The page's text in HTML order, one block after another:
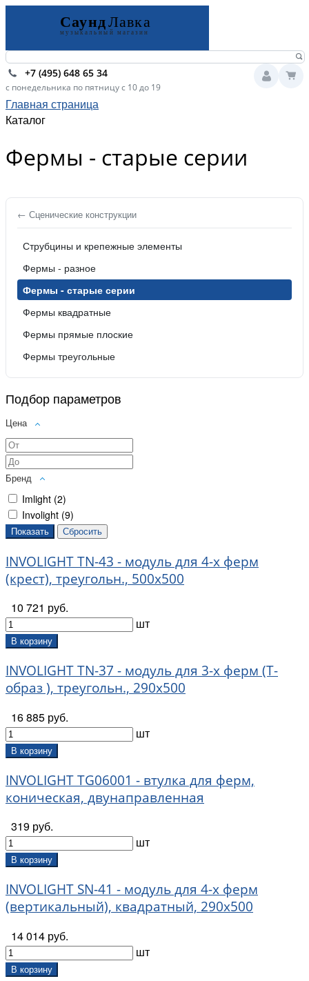
+7 (495) 648 65 34
с понедельника по пятницу с 10 до 19
Главная страница
Каталог
Фермы - старые серии
← Сценические конструкции
Струбцины и крепежные элементы
Фермы - разное
Фермы - старые серии
Фермы квадратные
Фермы прямые плоские
Фермы треугольные
Подбор параметров
Цена
Бренд
Imlight (2)
Involight (9)
INVOLIGHT TN-43 - модуль для 4-х ферм
(крест), треугольн., 500х500
10 721 руб.
шт
В корзину
INVOLIGHT TN-37 - модуль для 3-х ферм (Т-
образ ), треугольн., 290х500
16 885 руб.
шт
В корзину
INVOLIGHT TG06001 - втулка для ферм,
коническая, двунаправленная
319 руб.
шт
В корзину
INVOLIGHT SN-41 - модуль для 4-х ферм
(вертикальный), квадратный, 290х500
14 014 руб.
шт
В корзину